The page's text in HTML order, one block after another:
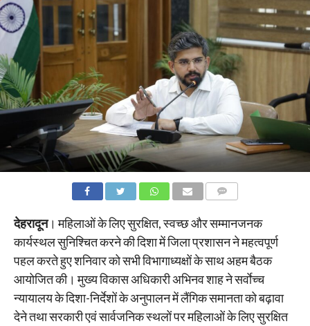
देहरादून। महिलाओं के लिए सुरक्षित, स्वच्छ और सम्मानजनक
कार्यस्थल सुनिश्चित करने की दिशा में जिला प्रशासन ने महत्वपूर्ण
पहल करते हुए शनिवार को सभी विभागाध्यक्षों के साथ अहम बैठक
आयोजित की। मुख्य विकास अधिकारी अभिनव शाह ने सर्वाेच्च
न्यायालय के दिशा-निर्देशों के अनुपालन में लैंगिक समानता को बढ़ावा
देने तथा सरकारी एवं सार्वजनिक स्थलों पर महिलाओं के लिए सुरक्षित